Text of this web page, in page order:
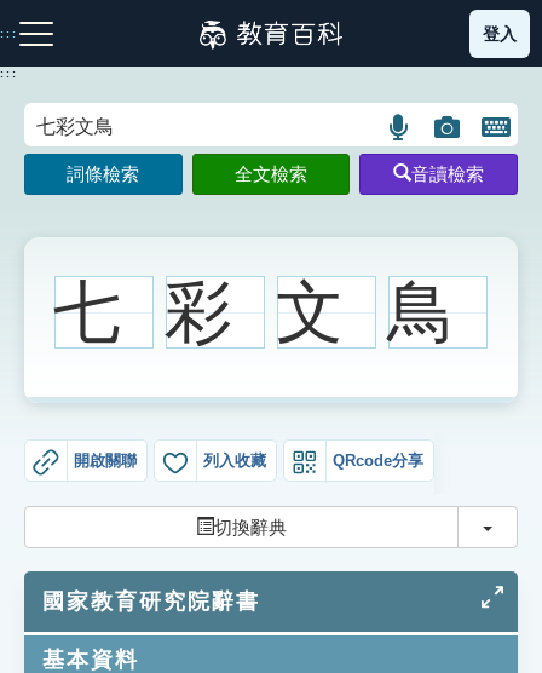
到
主
:::
注音索引圖示 筆畫索引圖示 部首索引表圖示
生字詞彙表
知識索引
單字索引
登入
:::
語
言
搜
示
圖
片
搜
示
開
鍵
圖
詞條檢索 全文檢索 音讀檢索
七 彩 文 鳥
開啟關聯 列入收藏 QRcode分享
切換辭典 切換
國家教育研究院辭書
基本資料